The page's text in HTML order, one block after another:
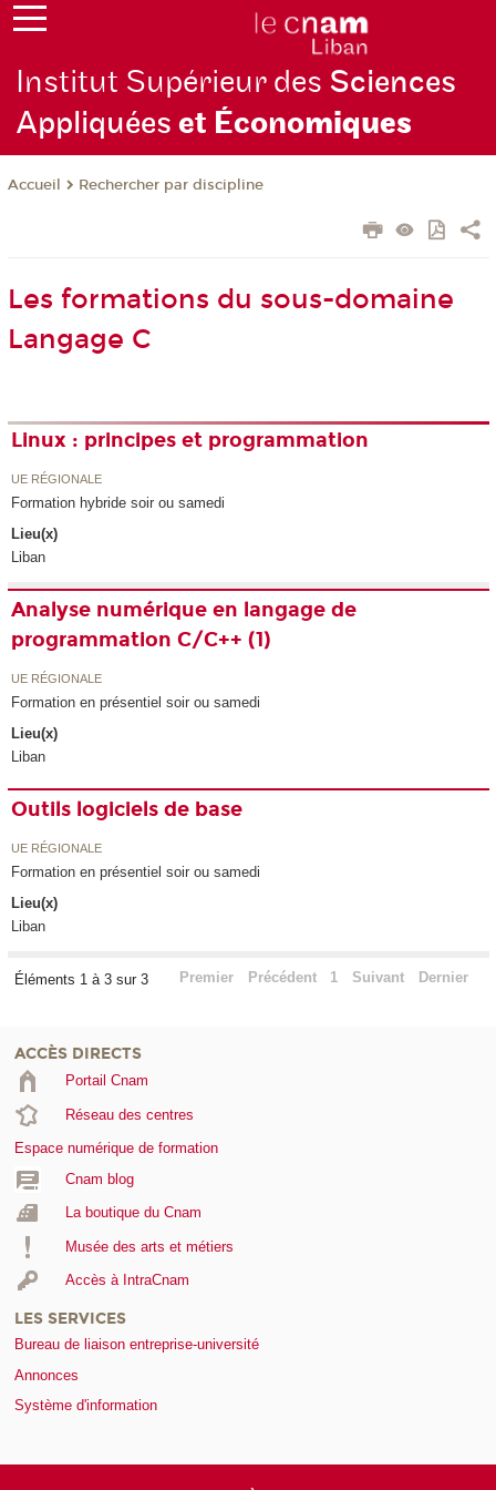
Institut Supérieur des Sciences
Appliquéeset Économiques
Accueil Rechercher par discipline
Les formations du sous-domaine
Langage C
Linux : principes et programmation
UE RÉGIONALE
Formation hybride soir ou samedi
Lieu(x)
Liban
Analyse numérique en langage de
programmation C/C++ (1)
UE RÉGIONALE
Formation en présentiel soir ou samedi
Lieu(x)
Liban
Outils logiciels de base
UE RÉGIONALE
Formation en présentiel soir ou samedi
Lieu(x)
Liban
Éléments 1 à 3 sur 3 Premier Précédent 1 Suivant Dernier
ACCÈS DIRECTS
Portail Cnam
Réseau des centres
Espace numérique de formation
Cnam blog
La boutique du Cnam
Musée des arts et métiers
Accès à IntraCnam
LES SERVICES
Bureau de liaison entreprise-université
Annonces
Système d'information